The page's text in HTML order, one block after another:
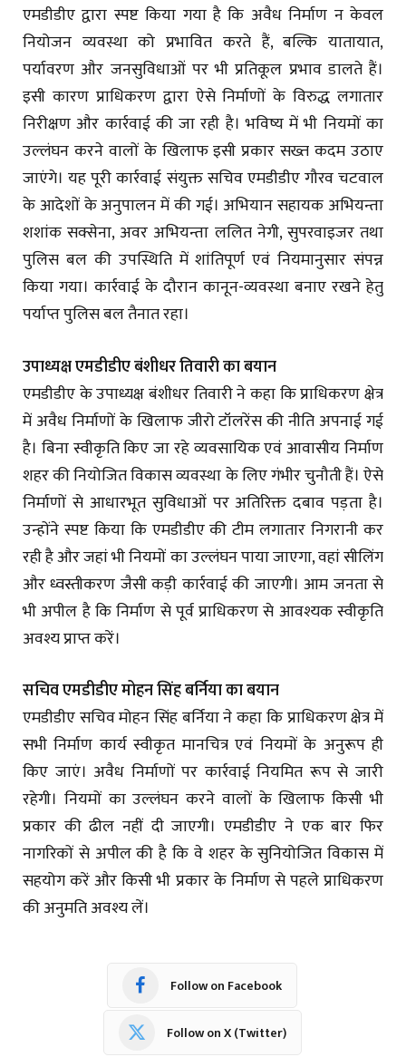
एमडीडीए द्वारा स्पष्ट किया गया है कि अवैध निर्माण न केवल
नियोजन व्यवस्था को प्रभावित करते हैं, बल्कि यातायात,
पर्यावरण और जनसुविधाओं पर भी प्रतिकूल प्रभाव डालते हैं।
इसी कारण प्राधिकरण द्वारा ऐसे निर्माणों के विरुद्ध लगातार
निरीक्षण और कार्रवाई की जा रही है। भविष्य में भी नियमों का
उल्लंघन करने वालों के खिलाफ इसी प्रकार सख्त कदम उठाए
जाएंगे। यह पूरी कार्रवाई संयुक्त सचिव एमडीडीए गौरव चटवाल
के आदेशों के अनुपालन में की गई। अभियान सहायक अभियन्ता
शशांक सक्सेना, अवर अभियन्ता ललित नेगी, सुपरवाइजर तथा
पुलिस बल की उपस्थिति में शांतिपूर्ण एवं नियमानुसार संपन्न
किया गया। कार्रवाई के दौरान कानून-व्यवस्था बनाए रखने हेतु
पर्याप्त पुलिस बल तैनात रहा।
उपाध्यक्ष एमडीडीए बंशीधर तिवारी का बयान
एमडीडीए के उपाध्यक्ष बंशीधर तिवारी ने कहा कि प्राधिकरण क्षेत्र
में अवैध निर्माणों के खिलाफ जीरो टॉलरेंस की नीति अपनाई गई
है। बिना स्वीकृति किए जा रहे व्यवसायिक एवं आवासीय निर्माण
शहर की नियोजित विकास व्यवस्था के लिए गंभीर चुनौती हैं। ऐसे
निर्माणों से आधारभूत सुविधाओं पर अतिरिक्त दबाव पड़ता है।
उन्होंने स्पष्ट किया कि एमडीडीए की टीम लगातार निगरानी कर
रही है और जहां भी नियमों का उल्लंघन पाया जाएगा, वहां सीलिंग
और ध्वस्तीकरण जैसी कड़ी कार्रवाई की जाएगी। आम जनता से
भी अपील है कि निर्माण से पूर्व प्राधिकरण से आवश्यक स्वीकृति
अवश्य प्राप्त करें।
सचिव एमडीडीए मोहन सिंह बर्निया का बयान
एमडीडीए सचिव मोहन सिंह बर्निया ने कहा कि प्राधिकरण क्षेत्र में
सभी निर्माण कार्य स्वीकृत मानचित्र एवं नियमों के अनुरूप ही
किए जाएं। अवैध निर्माणों पर कार्रवाई नियमित रूप से जारी
रहेगी। नियमों का उल्लंघन करने वालों के खिलाफ किसी भी
प्रकार की ढील नहीं दी जाएगी। एमडीडीए ने एक बार फिर
नागरिकों से अपील की है कि वे शहर के सुनियोजित विकास में
सहयोग करें और किसी भी प्रकार के निर्माण से पहले प्राधिकरण
की अनुमति अवश्य लें।
Follow on Facebook
Follow on X (Twitter)